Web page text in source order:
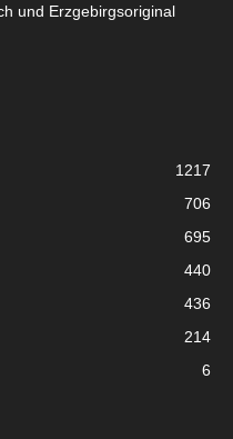
und Erzgebirgsoriginal
1217
706
695
440
436
214
6